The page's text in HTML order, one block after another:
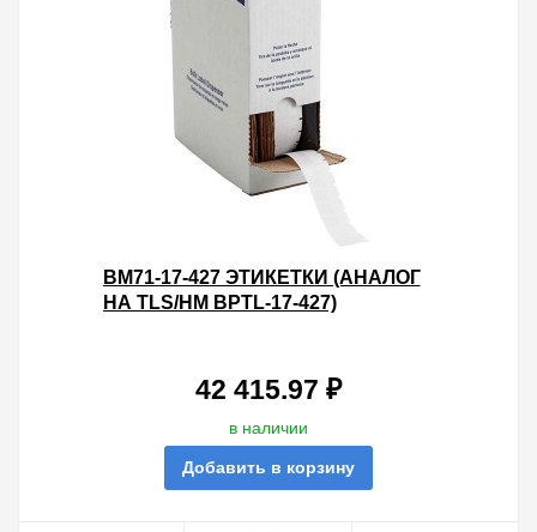
BM71-17-427 ЭТИКЕТКИ (АНАЛОГ
НА TLS/HM BPTL-17-427)
42 415.97 ₽
в наличии
Добавить в корзину